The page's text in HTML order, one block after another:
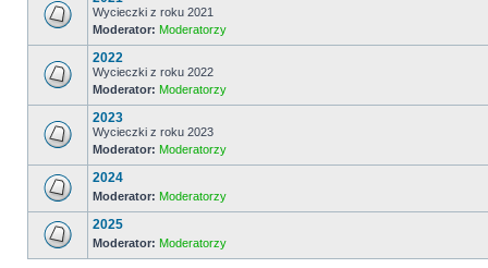
Wycieczki z roku 2021
Moderator: Moderatorzy
2022
Wycieczki z roku 2022
Moderator: Moderatorzy
2023
Wycieczki z roku 2023
Moderator: Moderatorzy
2024
Moderator: Moderatorzy
2025
Moderator: Moderatorzy